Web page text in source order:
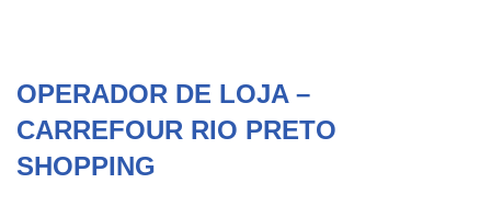
OPERADOR DE LOJA –
CARREFOUR RIO PRETO
SHOPPING